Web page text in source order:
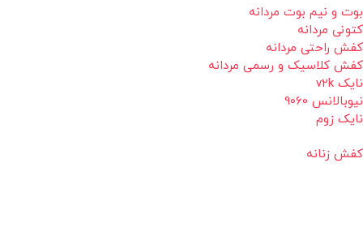
بوت و نیم بوت مردانه
کتونی مردانه
کفش راحتی مردانه
کفش کلاسیک و رسمی مردانه
نایک v2k
نیوبالانس 9060
نایک زوم
کفش زنانه